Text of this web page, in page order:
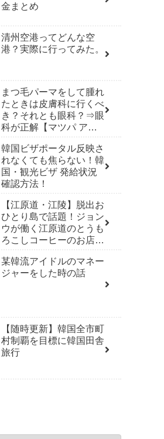
金まとめ
清州空港ってどんな空
港？実際に行ってみた。
まつ毛パーマをして腫れ
たときは皮膚科に行くべ
き？それとも眼科？⇒眼
科が正解【マツパ アレ
韓国ビザポータル反映さ
れなくても焦らない！韓
国・観光ビザ 発給状況
確認方法！
【江原道・江陵】脱出お
ひとり島で話題！ジョン
ウが働く江原道のとうも
ろこしコーヒーのお店
ー」
某韓流アイドルのマネー
ジャーをした時の話
【随時更新】韓国全市町
村制覇を目標に韓国田舎
旅行